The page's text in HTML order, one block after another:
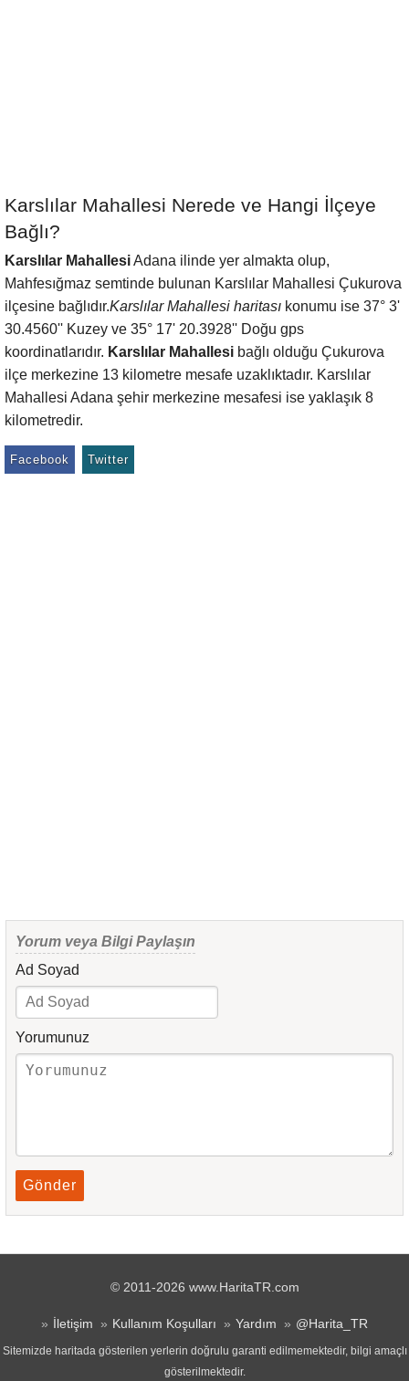
Karslılar Mahallesi Nerede ve Hangi İlçeye
Bağlı?
Karslılar MahallesiAdana ilinde yer almakta olup,
Mahfesığmaz semtinde bulunan Karslılar Mahallesi Çukurova
ilçesine bağlıdır.Karslılar Mahallesi haritası konumu ise 37° 3'
30.4560'' Kuzey ve 35° 17' 20.3928'' Doğu gps
koordinatlarıdır. Karslılar Mahallesi bağlı olduğu Çukurova
ilçe merkezine 13 kilometre mesafe uzaklıktadır. Karslılar
Mahallesi Adana şehir merkezine mesafesi ise yaklaşık 8
kilometredir.
Facebook Twitter
Yorum veya Bilgi Paylaşın
Ad Soyad
Yorumunuz
Gönder
© 2011-2026 www.HaritaTR.com
İletişim Kullanım Koşulları Yardım @Harita_TR
Sitemizde haritada gösterilen yerlerin doğrulu garanti edilmemektedir, bilgi amaçlı
gösterilmektedir.